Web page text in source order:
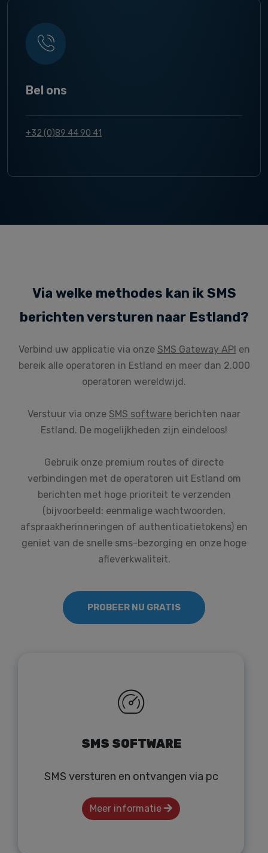
Bel ons
+32 (0)89 44 90 41
Via welke methodes kan ik SMS
berichten versturen naar Estland?
Verbind uw applicatie via onze SMS Gateway API en
bereik alle operatoren in Estland en meer dan 2.000
operatoren wereldwijd.
Verstuur via onze SMS software berichten naar
Estland. De mogelijkheden zijn eindeloos!
Gebruik onze premium routes of directe
verbindingen met de operatoren uit Estland om
berichten met hoge prioriteit te verzenden
(bijvoorbeeld: eenmalige wachtwoorden,
afspraakherinneringen of authenticatietokens) en
geniet van de snelle sms-bezorging en onze hoge
afleverkwaliteit.
PROBEER NU GRATIS
SMS SOFTWARE
SMS versturen en ontvangen via pc
Meer informatie